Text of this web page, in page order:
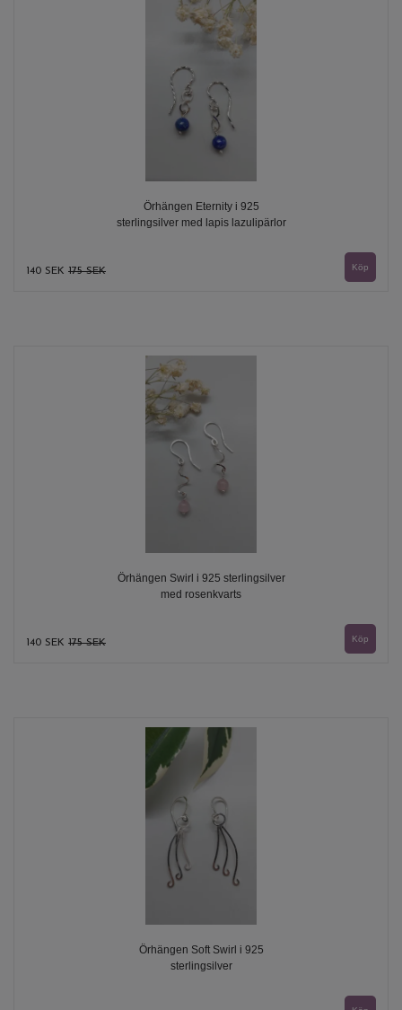
Örhängen Eternity i 925
sterlingsilver med lapis lazulipärlor
140 SEK 175 SEK
Örhängen Swirl i 925 sterlingsilver
med rosenkvarts
140 SEK 175 SEK
Örhängen Soft Swirl i 925
sterlingsilver